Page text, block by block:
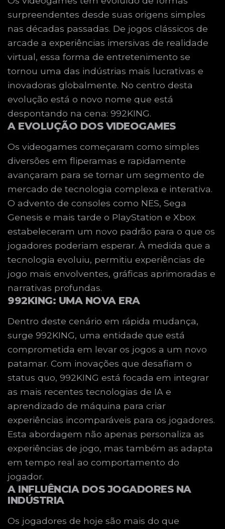
surpreendentes desde suas origens simples
nas décadas passadas. De jogos clássicos de
arcade a experiências imersivas de realidade
virtual, essa forma de entretenimento se
tornou uma das indústrias mais lucrativas e
inovadoras globalmente. No centro desta
evolução está o novo nome que está
despontando na cena: 992KING.
A EVOLUÇÃO DOS VIDEOGAMES
Os videogames começaram como simples
diversões em fliperamas e rapidamente
avançaram para se tornar um segmento de
mercado de tecnologia complexa e interativa.
O advento de consoles como NES, Sega
Genesis e mais tarde o PlayStation e Xbox
estabeleceram um novo padrão para o que os
jogadores poderiam esperar. À medida que a
tecnologia evoluiu, permitiu experiências de
jogo mais envolventes, gráficas aprimoradas e
narrativas profundas.
992KING: UMA NOVA ERA
Dentro deste cenário em rápida mudança,
surge 992KING, uma entidade que está
comprometida em levar os jogos a um novo
patamar. Com inovações que desafiam o
status quo, 992KING está focada em integrar
as mais recentes tecnologias de IA e
aprendizado de máquina para criar
experiências incomparáveis para os jogadores.
Esta abordagem não apenas personaliza as
experiências de jogo, mas também as adapta
em tempo real ao comportamento do
jogador.
A INFLUÊNCIA DOS JOGADORES NA
INDÚSTRIA
Os jogadores de hoje são mais do que